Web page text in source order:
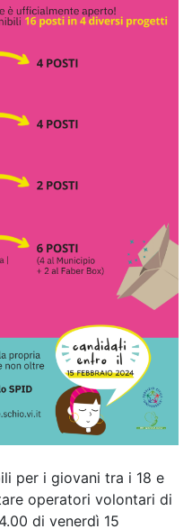
per i giovani tra i 18 e
operatori volontari di
di venerdì 15